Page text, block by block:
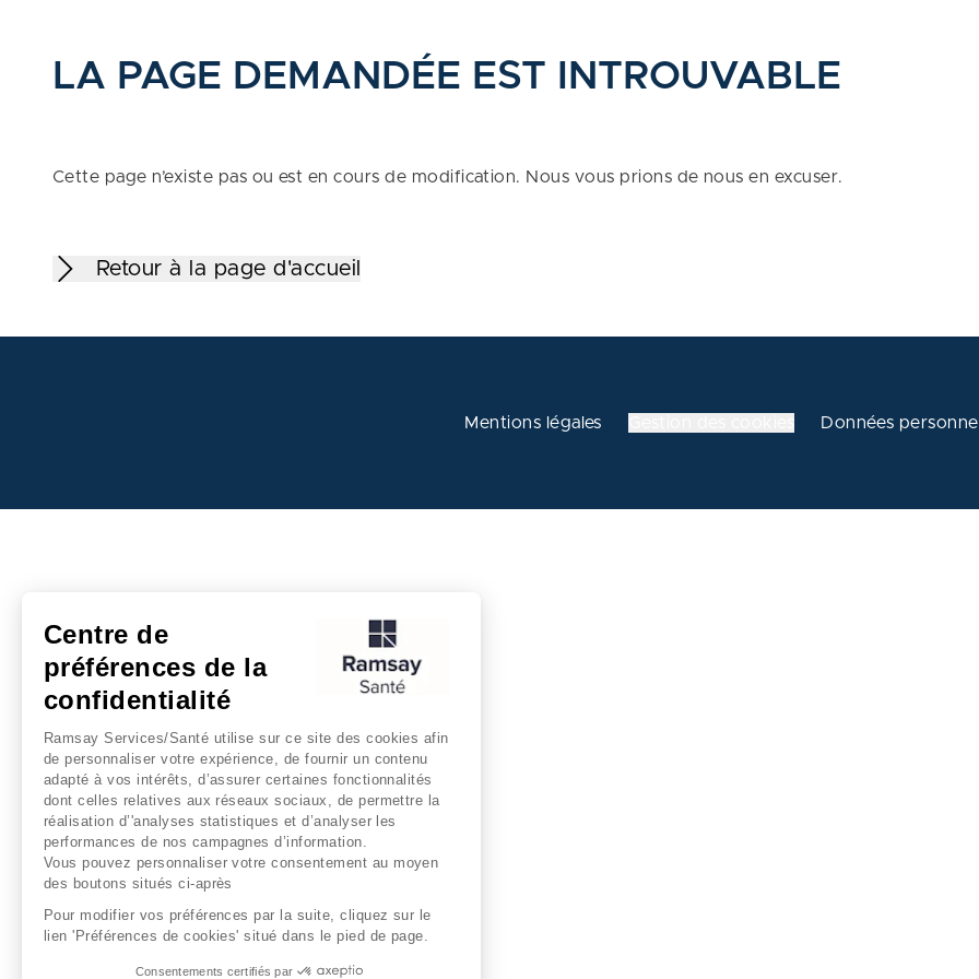
LA PAGE DEMANDÉE EST INTROUVABLE
Cette page n’existe pas ou est en cours de modification. Nous vous prions de nous en excuser.
Retour à la page d'accueil
Mentions légales Données
Centre de
préférences de la
confidentialité
Ramsay Services/Santé utilise sur ce site des cookies afin
de personnaliser votre expérience, de fournir un contenu
adapté à vos intérêts, d’assurer certaines fonctionnalités
dont celles relatives aux réseaux sociaux, de permettre la
réalisation d’'analyses statistiques et d’analyser les
performances de nos campagnes d’information.
Vous pouvez personnaliser votre consentement au moyen
des boutons situés ci-après
Pour modifier vos préférences par la suite, cliquez sur le
lien 'Préférences de cookies' situé dans le pied de page.
Consentements certifiés par